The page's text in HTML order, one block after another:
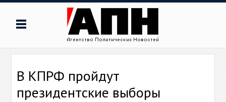
В КПРФ пройдут
президентские выборы